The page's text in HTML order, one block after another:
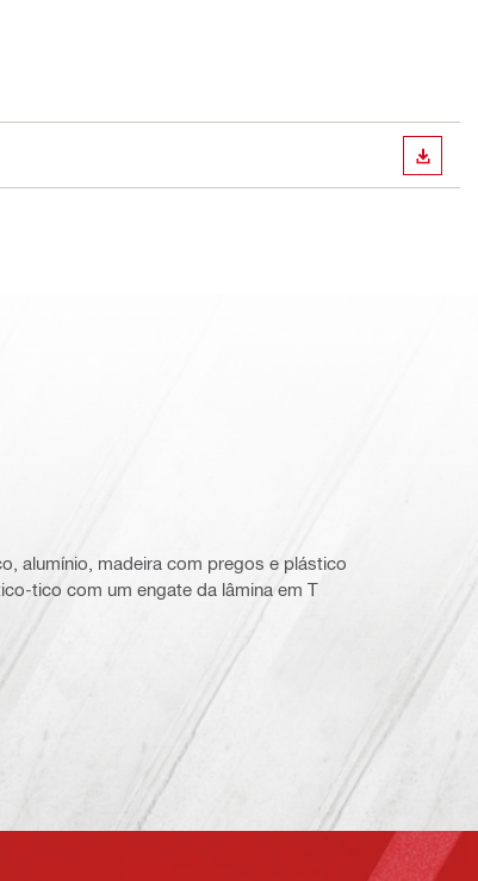
alumínio, madeira com pregos e plástico
tico com um engate da lâmina em T